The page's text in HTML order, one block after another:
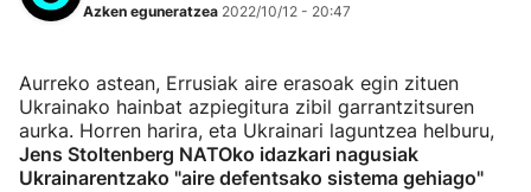
Azken eguneratzea 2022/10/12 - 20:47
Aurreko astean, Errusiak aire erasoak egin zituen
Ukrainako hainbat azpiegitura zibil garrantzitsuren
aurka. Horren harira, eta Ukrainari laguntzea helburu,
Jens Stoltenberg NATOko idazkari nagusiak
Ukrainarentzako "aire defentsako sistema gehiago"